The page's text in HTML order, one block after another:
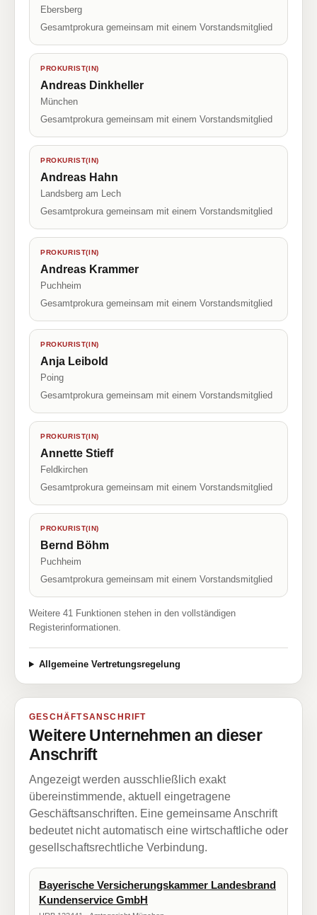
Ebersberg
Gesamtprokura gemeinsam mit einem Vorstandsmitglied
PROKURIST(IN)
Andreas Dinkheller
München
Gesamtprokura gemeinsam mit einem Vorstandsmitglied
PROKURIST(IN)
Andreas Hahn
Landsberg am Lech
Gesamtprokura gemeinsam mit einem Vorstandsmitglied
PROKURIST(IN)
Andreas Krammer
Puchheim
Gesamtprokura gemeinsam mit einem Vorstandsmitglied
PROKURIST(IN)
Anja Leibold
Poing
Gesamtprokura gemeinsam mit einem Vorstandsmitglied
PROKURIST(IN)
Annette Stieff
Feldkirchen
Gesamtprokura gemeinsam mit einem Vorstandsmitglied
PROKURIST(IN)
Bernd Böhm
Puchheim
Gesamtprokura gemeinsam mit einem Vorstandsmitglied
Weitere 41 Funktionen stehen in den vollständigen
Registerinformationen.
Allgemeine Vertretungsregelung
GESCHÄFTSANSCHRIFT
Weitere Unternehmen an dieser
Anschrift
Angezeigt werden ausschließlich exakt
übereinstimmende, aktuell eingetragene
Geschäftsanschriften. Eine gemeinsame Anschrift
bedeutet nicht automatisch eine wirtschaftliche oder
gesellschaftsrechtliche Verbindung.
Bayerische Versicherungskammer Landesbrand
Kundenservice GmbH